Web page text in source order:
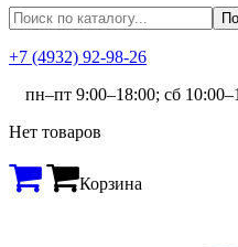
+7 (4932) 92-98-26
пн–пт 9:00–18:00; сб
Нет товаров
Корзина